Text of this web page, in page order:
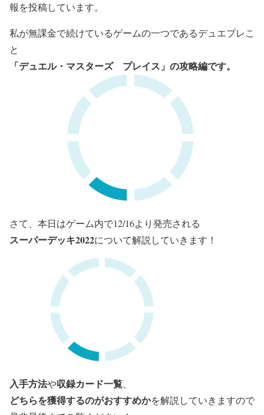
報を投稿しています。
私が無課金で続けているゲームの一つであるデュエプレこ
と
「デュエル・マスターズ プレイス」の攻略編です。
さて、本日はゲーム内で12/16より発売される
スーパーデッキ2022について解説していきます！
入手方法や収録カード一覧
どちらを獲得するのがおすすめかを解説していきますので